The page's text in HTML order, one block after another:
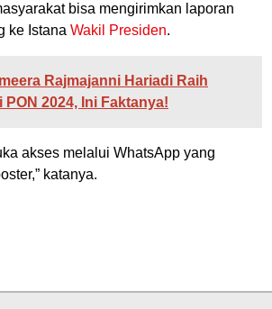
bisa mengirimkan laporan
ke Istana Wakil Presiden.
Rajmajanni Hariadi Raih
PON 2024, Ini Faktanya!
akses melalui WhatsApp yang
katanya.